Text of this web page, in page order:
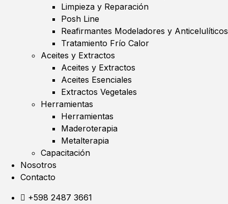
Limpieza y Reparación
Posh Line
Reafirmantes Modeladores y Anticelulíticos
Tratamiento Frío Calor
Aceites y Extractos
Aceites y Extractos
Aceites Esenciales
Extractos Vegetales
Herramientas
Herramientas
Maderoterapia
Metalterapia
Capacitación
Nosotros
Contacto
+598 2487 3661